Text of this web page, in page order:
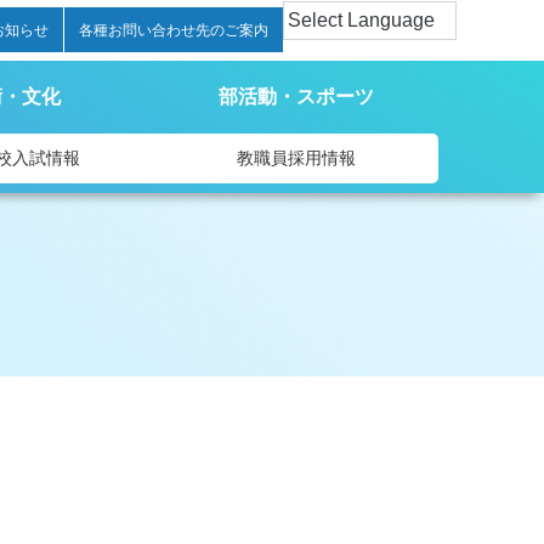
知らせ 各種お問い合わせ先のご案内
文化 部活動・スポーツ
入試情報 教職員採用情報